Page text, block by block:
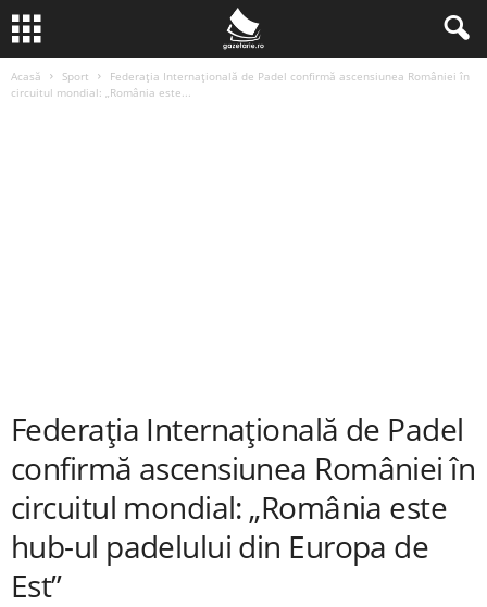
Acasă Sport
Federația Internațională de Padel confirmă ascensiunea României în
circuitul mondial: „România este...
Federația Internațională de Padel
confirmă ascensiunea României în
circuitul mondial: „România este
hub-ul padelului din Europa de
Est”